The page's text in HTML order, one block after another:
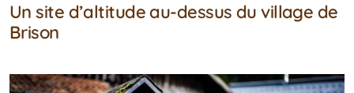
Un site d’altitude au-dessus du village de
Brison